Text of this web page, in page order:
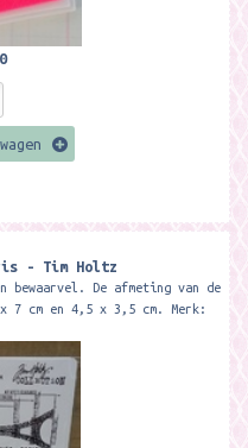
- Tim Holtz
bewaarvel. De afmeting van de
7 cm en 4,5 x 3,5 cm. Merk: